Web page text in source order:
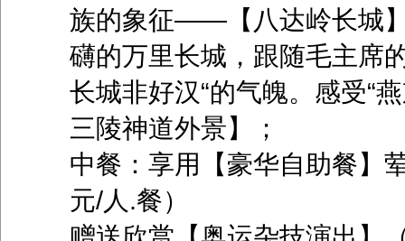
族的象征——【八达岭长城
礴的万里长城，跟随毛主席
长城非好汉“的气魄。感受“
三陵神道外景】；
中餐：享用【豪华自助餐】
元/人.餐）